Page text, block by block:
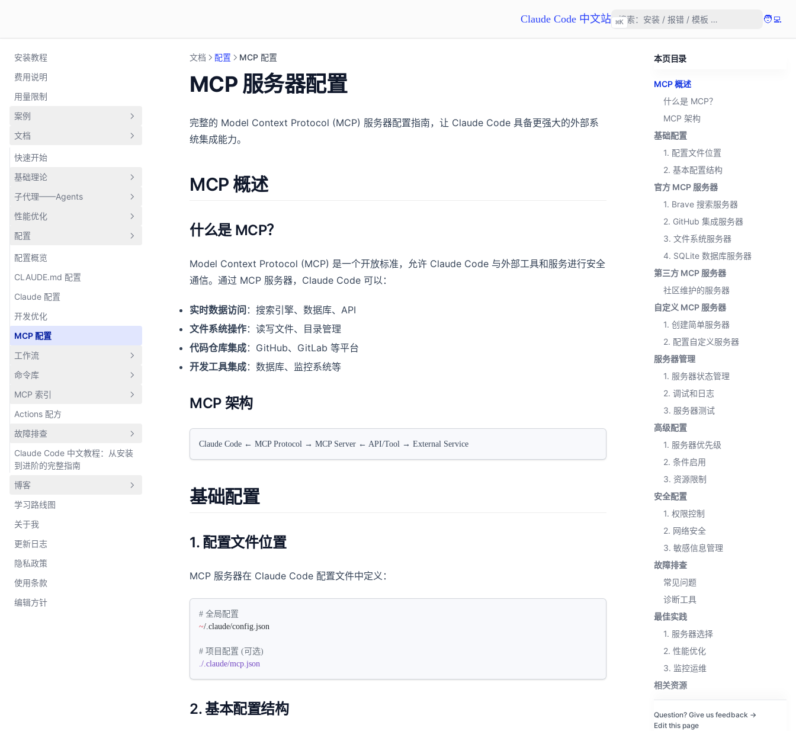
Claude Code 中文站 ⌘K 🧑‍💻
安装教程
费用说明
用量限制
案例
案例总览
多AI工具协作优化Chrome扩展
文档
快速开始
基础理论
主线程思维
CLAUDE.md 至上
计划模式
自动计划模式
Claude Code 核心思维：从工具
子代理——Agents
任务子代理工具
子代理实战指南
自定义子代理
Claude Code 子代理系统 - AI 团
性能优化
超级思考
上下文管理
模型选择
子代理战术
Claude Code 性能优化指南 - 最
大化 AI 开发效率
配置
配置概览
CLAUDE.md 配置
Claude 配置
开发优化
MCP 配置
工作流
工作流概览
探索-计划-编码
开发工作流
代码评审质量
命令库
命令库概览
代码智能重构
生成测试用例
TypeScript 渐进式迁移
MCP 索引
MCP 概览
Brave 搜索
Actions 配方
故障排查
故障排查概览
Claude Code 中文教程：从安装
到进阶的完整指南
博客
Anthropic 的 Agent 工具设计理
念：为什么你的 AI 用起来像智障
AI 编程助手在维护项目中的局
限：为什么开荒很强、维护拉胯
用了这么久 Claude Code，可能
就差在这里
Claude Code 收费与计费模式详
学习路线图
关于我
更新日志
隐私政策
使用条款
编辑方针
本页目录
MCP 概述
什么是 MCP？
MCP 架构
基础配置
1. 配置文件位置
2. 基本配置结构
官方 MCP 服务器
1. Brave 搜索服务器
2. GitHub 集成服务器
3. 文件系统服务器
4. SQLite 数据库服务器
第三方 MCP 服务器
社区维护的服务器
自定义 MCP 服务器
1. 创建简单服务器
2. 配置自定义服务器
服务器管理
1. 服务器状态管理
2. 调试和日志
3. 服务器测试
高级配置
1. 服务器优先级
2. 条件启用
3. 资源限制
安全配置
1. 权限控制
2. 网络安全
3. 敏感信息管理
故障排查
常见问题
诊断工具
最佳实践
1. 服务器选择
2. 性能优化
3. 监控运维
相关资源
Question? Give us feedback →
Edit this page
文档 配置 MCP 配置
MCP 服务器配置
完整的 Model Context Protocol (MCP) 服务器配置指南，让 Claude Code 具备更强大的外部系
统集成能力。
MCP 概述
什么是 MCP？
Model Context Protocol (MCP) 是一个开放标准，允许 Claude Code 与外部工具和服务进行安全
通信。通过 MCP 服务器，Claude Code 可以：
实时数据访问 ：搜索引擎、数据库、API
文件系统操作：读写文件、目录管理
代码仓库集成：GitHub、GitLab 等平台
开发工具集成：数据库、监控系统等
MCP 架构
Claude Code ← MCP Protocol → MCP Server ← API/Tool → External Service
基础配置
1. 配置文件位置
MCP 服务器在 Claude Code 配置文件中定义：
# 全局配置
~/.claude/config.json
# 项目配置 (可选)
./.claude/mcp.json
2. 基本配置结构